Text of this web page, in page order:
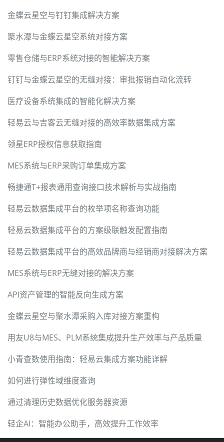
金蝶云星空与钉钉集成解决方案
聚水潭与金蝶云星空系统对接方案
零售仓储与ERP系统对接的智能解决方案
钉钉与金蝶云星空的无缝对接：审批报销自动化流转
医疗设备系统集成的智能化解决方案
轻易云与吉客云无缝对接的高效率数据集成方案
领星ERP授权信息获取指南
MES系统与ERP采购订单集成方案
畅捷通T+报表通用查询接口技术解析与实战指南
轻易云数据集成平台的枚举项名称查询功能
轻易云数据集成平台的方案级联触发配置指南
轻易云数据集成平台的高效品牌商与经销商对接解决方案
MES系统与ERP无缝对接的解决方案
API资产管理的智能反向生成方案
金蝶云星空与聚水潭采购入库对接方案重构
用友U8与MES、PLM系统集成提升生产效率与产品质量
小青查数使用指南：轻易云集成方案功能详解
如何进行弹性域维度查询
通过清理历史数据优化服务器资源
轻企AI：智能办公助手，高效提升工作效率